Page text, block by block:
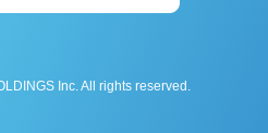
Inc. All rights reserved.